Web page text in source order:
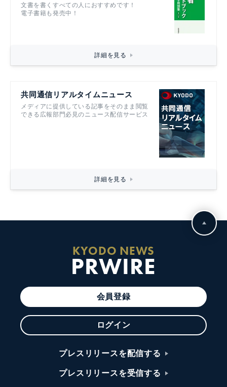
文書を書くすべての人におすすめです！
電子書籍も発売中！
詳細を見る
共同通信リアルタイムニュース
メディアに提供している記事をそのまま閲覧
できる広報部門必見のニュース配信サービス
詳細を見る
KYODO NEWS
PRWIRE
会員登録
ログイン
プレスリリースを配信する
プレスリリースを受信する